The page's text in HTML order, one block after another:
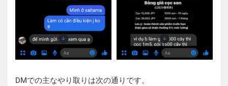
DMでの主なやり取りは次の通りです。